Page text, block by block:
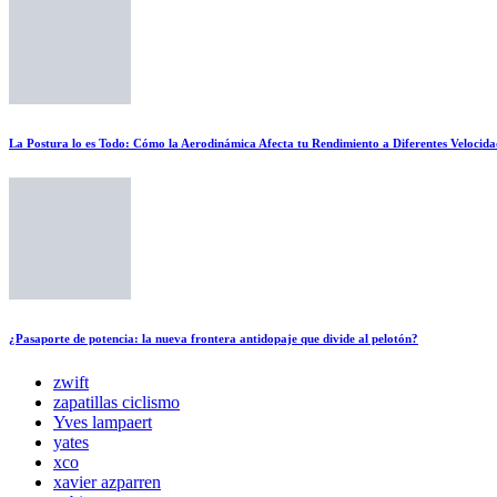
La Postura lo es Todo: Cómo la Aerodinámica Afecta tu Rendimiento a Diferentes
¿Pasaporte de potencia: la nueva frontera antidopaje que divide al pelotón?
zwift
zapatillas ciclismo
Yves lampaert
yates
xco
xavier azparren